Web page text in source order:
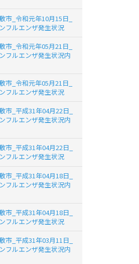
市_令和元年10月15日_
フルエンザ発生状況
市_令和元年05月21日_
フルエンザ発生状況内
市_令和元年05月21日_
フルエンザ発生状況
市_平成31年04月22日_
フルエンザ発生状況内
市_平成31年04月22日_
フルエンザ発生状況
市_平成31年04月18日_
フルエンザ発生状況内
市_平成31年04月18日_
フルエンザ発生状況
市_平成31年03月11日_
フルエンザ発生状況内